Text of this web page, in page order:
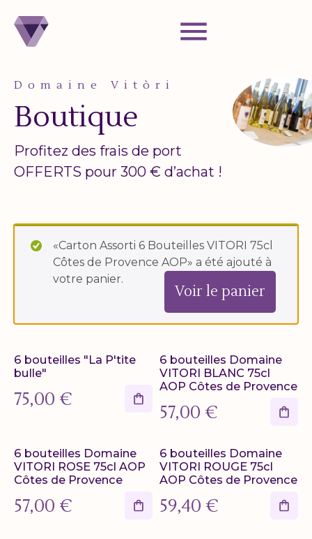
Domaine Vitòri
Boutique
Profitez des frais de port
OFFERTS pour 300 € d’achat !
«Carton Assorti 6 Bouteilles VITORI 75cl
Côtes de Provence AOP» a été ajouté à
votre panier.
Voir le panier
6 bouteilles "La P'tite
bulle"
75,00 €
6 bouteilles Domaine
VITORI BLANC 75cl
AOP Côtes de Provence
57,00 €
6 bouteilles Domaine
VITORI ROSE 75cl AOP
Côtes de Provence
57,00 €
6 bouteilles Domaine
VITORI ROUGE 75cl
AOP Côtes de Provence
59,40 €